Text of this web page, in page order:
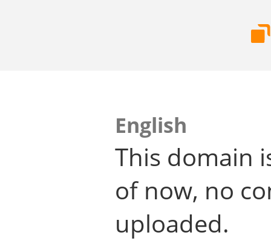
English
This domain
of now, no
uploaded.